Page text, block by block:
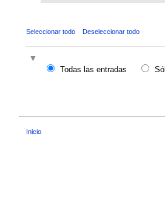
Seleccionar todo Deseleccionar todo
Todas las entradas
Inicio